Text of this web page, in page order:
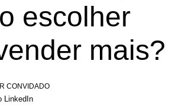
escolher
mais?
CONVIDADO
LinkedIn